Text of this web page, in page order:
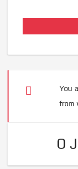
You
from
0